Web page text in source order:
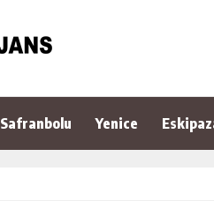
Safranbolu Yenice